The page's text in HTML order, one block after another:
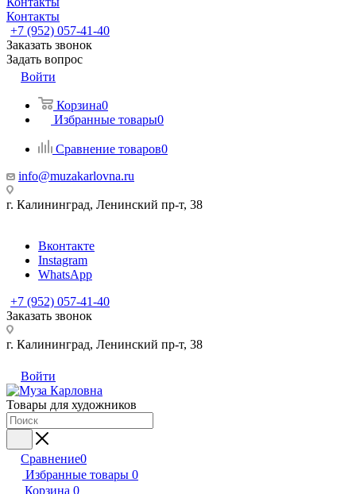
Контакты
+7 (952) 057-41-40
Заказать звонок
Задать вопрос
Войти
Корзина0
Избранные товары0
Сравнение товаров0
info@muzakarlovna.ru
г. Калининград, Ленинский пр-т, 38
Вконтакте
Instagram
WhatsApp
+7 (952) 057-41-40
Заказать звонок
г. Калининград, Ленинский пр-т, 38
Войти
Товары для художников
Сравнение0
Избранные товары 0
Корзина 0